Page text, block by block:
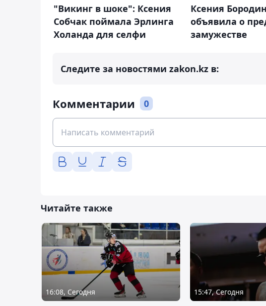
"Викинг в шоке": Ксения
Собчак поймала Эрлинга
Холанда для селфи
Ксения
объявила о
замужестве
Следите за новостями zakon.kz в:
Комментарии 0
Читайте также
16:08, Сегодня 15:47, Сегодня